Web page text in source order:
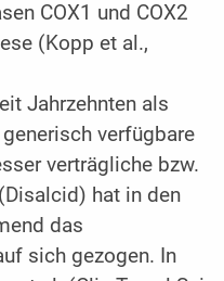
COX1 und COX2
(Kopp et al.,
Jahrzehnten als
verfügbare
verträgliche bzw.
hat in den
das
sich gezogen. In